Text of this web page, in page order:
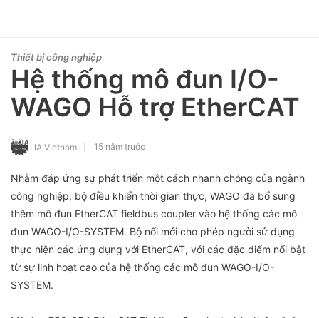
Thiết bị công nghiệp
Hệ thống mô đun I/O-
WAGO Hỗ trợ EtherCAT
IA Vietnam 15 năm trước
Nhằm đáp ứng sự phát triển một cách nhanh chóng của ngành
công nghiệp, bộ điều khiển thời gian thực, WAGO đã bổ sung
thêm mô đun EtherCAT fieldbus coupler vào hệ thống các mô
đun WAGO-I/O-SYSTEM. Bộ nối mới cho phép người sử dụng
thực hiện các ứng dụng với EtherCAT, với các đặc điểm nổi bật
từ sự linh hoạt cao của hệ thống các mô đun WAGO-I/O-
SYSTEM.